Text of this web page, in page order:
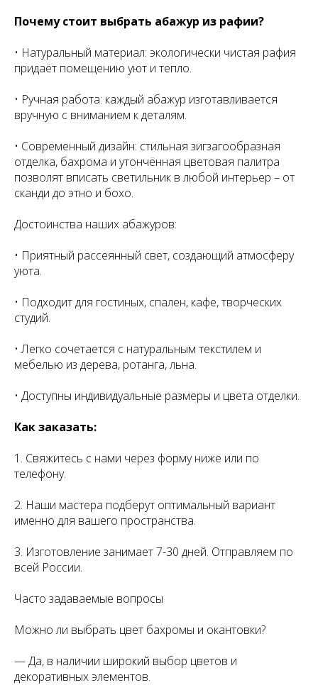
Почему стоит выбрать абажур из рафии?
• Натуральный материал: экологически чистая рафия
придаёт помещению уют и тепло.
• Ручная работа: каждый абажур изготавливается
вручную с вниманием к деталям.
• Современный дизайн: стильная зигзагообразная
отделка, бахрома и утончённая цветовая палитра
позволят вписать светильник в любой интерьер – от
сканди до этно и бохо.
Достоинства наших абажуров:
• Приятный рассеянный свет, создающий атмосферу
уюта.
• Подходит для гостиных, спален, кафе, творческих
студий.
• Легко сочетается с натуральным текстилем и
мебелью из дерева, ротанга, льна.
• Доступны индивидуальные размеры и цвета отделки.
Как заказать:
1. Свяжитесь с нами через форму ниже или по
телефону.
2. Наши мастера подберут оптимальный вариант
именно для вашего пространства.
3. Изготовление занимает 7-30 дней. Отправляем по
всей России.
Часто задаваемые вопросы
Можно ли выбрать цвет бахромы и окантовки?
— Да, в наличии широкий выбор цветов и
декоративных элементов.